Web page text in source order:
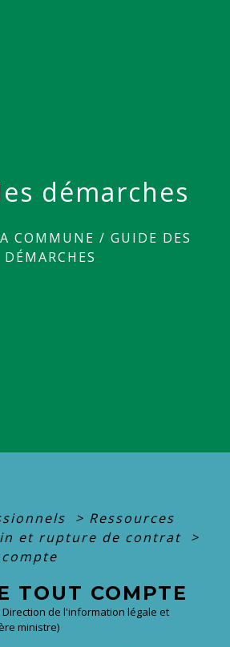
démarches
COMMUNE / GUIDE DES
DÉMARCHES
> Ressources
et rupture de contrat >
TOUT COMPTE
Direction de l'information légale et
ministre)